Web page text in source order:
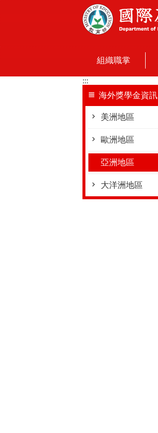
跳到主要內容區塊
組織職掌
:::
海外獎學金資訊
美洲地區
歐洲地區
亞洲地區
大洋洲地區